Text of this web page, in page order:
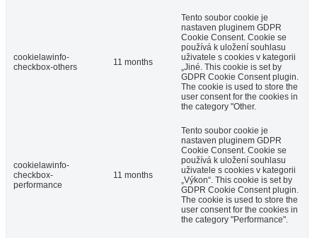
cookielawinfo-
checkbox-others
11 months
Tento soubor cookie je
nastaven pluginem GDPR
Cookie Consent. Cookie se
používá k uložení souhlasu
uživatele s cookies v kategorii
„Jiné. This cookie is set by
GDPR Cookie Consent plugin.
The cookie is used to store the
user consent for the cookies in
the category "Other.
cookielawinfo-
checkbox-
performance
11 months
Tento soubor cookie je
nastaven pluginem GDPR
Cookie Consent. Cookie se
používá k uložení souhlasu
uživatele s cookies v kategorii
„Výkon“. This cookie is set by
GDPR Cookie Consent plugin.
The cookie is used to store the
user consent for the cookies in
the category "Performance".